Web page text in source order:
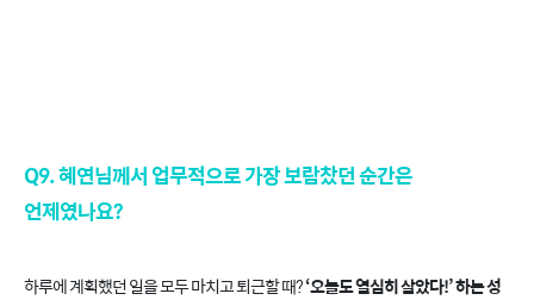
Q9. 혜연님께서 업무적으로 가장 보람찼던 순간은
언제였나요?
하루에 계획했던 일을 모두 마치고 퇴근할 때?‘오늘도 열심히 살았다!’ 하는 성